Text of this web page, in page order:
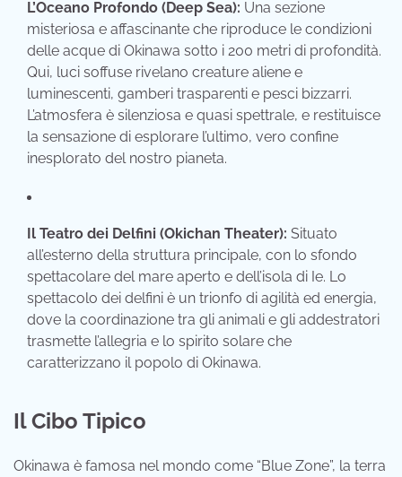
L’Oceano Profondo (Deep Sea): Una sezione
misteriosa e affascinante che riproduce le condizioni
delle acque di Okinawa sotto i 200 metri di profondità.
Qui, luci soffuse rivelano creature aliene e
luminescenti, gamberi trasparenti e pesci bizzarri.
L’atmosfera è silenziosa e quasi spettrale, e restituisce
la sensazione di esplorare l’ultimo, vero confine
inesplorato del nostro pianeta.
Il Teatro dei Delfini (Okichan Theater): Situato
all’esterno della struttura principale, con lo sfondo
spettacolare del mare aperto e dell’isola di Ie. Lo
spettacolo dei delfini è un trionfo di agilità ed energia,
dove la coordinazione tra gli animali e gli addestratori
trasmette l’allegria e lo spirito solare che
caratterizzano il popolo di Okinawa.
Il Cibo Tipico
Okinawa è famosa nel mondo come “Blue Zone”, la terra